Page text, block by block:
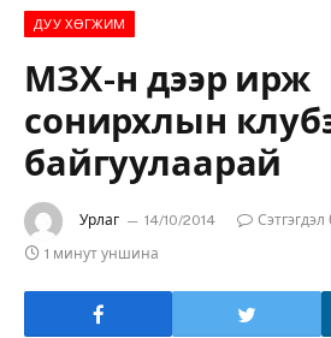
ДУУ ХӨГЖИМ
МЗХ-н дээр ирж
сонирхлын
байгуулаарай
Урлаг 14/10/2014
Сэтгэгдэл
1 минут уншина